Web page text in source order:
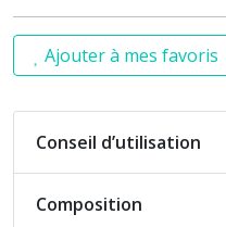
Ajouter à mes favoris
Conseil d’utilisation
Composition